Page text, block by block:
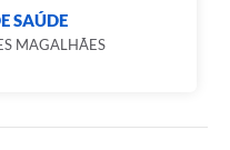
SAÚDE
MAGALHÃES